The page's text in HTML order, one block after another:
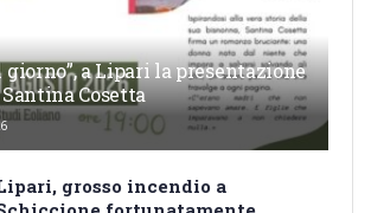
a Lipari la presentazione
Cosetta
grosso incendio a